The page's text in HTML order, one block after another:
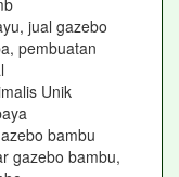
jual gazebo
pembuatan
Unik
bambu
gazebo bambu,